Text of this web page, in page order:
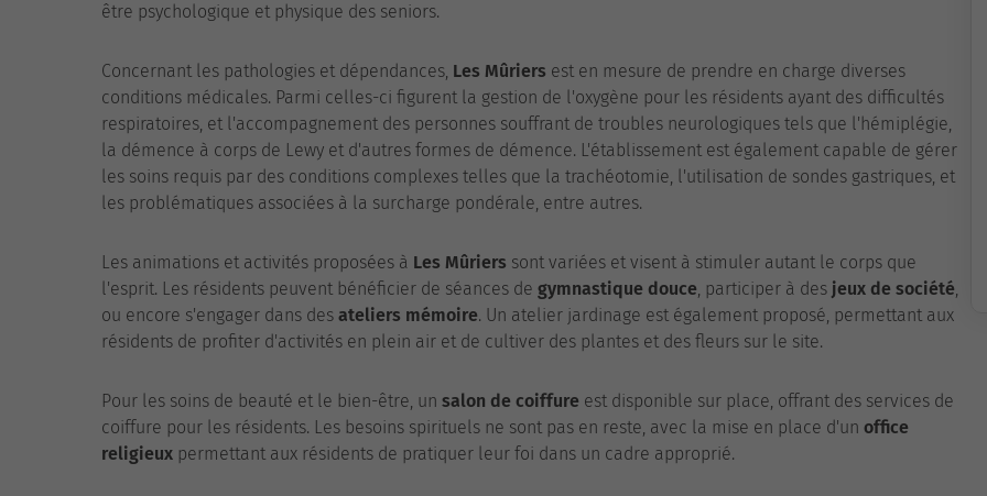
être psychologique et physique des seniors.
Concernant les pathologies et dépendances, Les Mûriers est en mesure de prendre en charge diverses
conditions médicales. Parmi celles-ci figurent la gestion de l'oxygène pour les résidents ayant des difficultés
respiratoires, et l'accompagnement des personnes souffrant de troubles neurologiques tels que l'hémiplégie,
la démence à corps de Lewy et d'autres formes de démence. L'établissement est également capable de gérer
les soins requis par des conditions complexes telles que la trachéotomie, l'utilisation de sondes gastriques, et
les problématiques associées à la surcharge pondérale, entre autres.
Les animations et activités proposées à Les Mûriers sont variées et visent à stimuler autant le corps que
l'esprit. Les résidents peuvent bénéficier de séances de gymnastique douce, participer à des jeux de société,
ou encore s'engager dans des ateliers mémoire. Un atelier jardinage est également proposé, permettant aux
résidents de profiter d'activités en plein air et de cultiver des plantes et des fleurs sur le site.
Pour les soins de beauté et le bien-être, un salon de coiffure est disponible sur place, offrant des services de
coiffure pour les résidents. Les besoins spirituels ne sont pas en reste, avec la mise en place d'un office
religieux permettant aux résidents de pratiquer leur foi dans un cadre approprié.